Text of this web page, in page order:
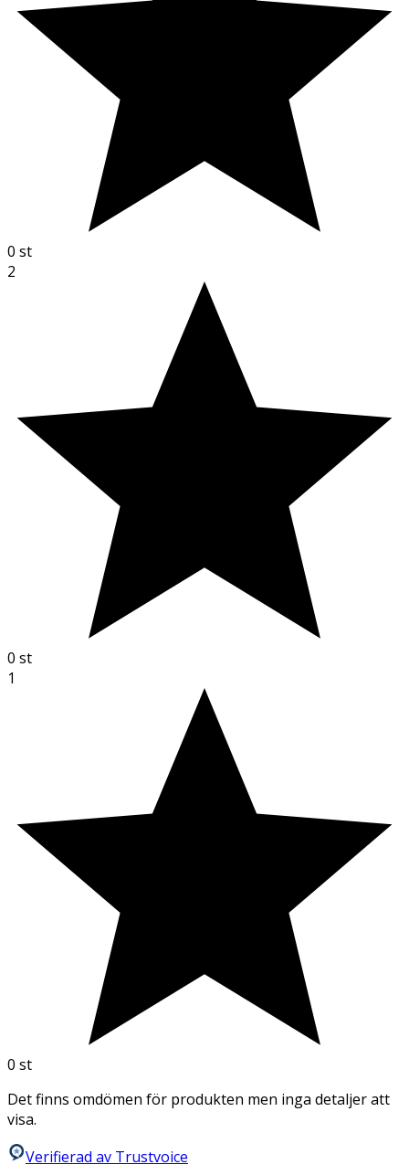
0 st
2
0 st
1
0 st
Det finns omdömen för produkten men inga detaljer att
visa.
Verifierad av Trustvoice